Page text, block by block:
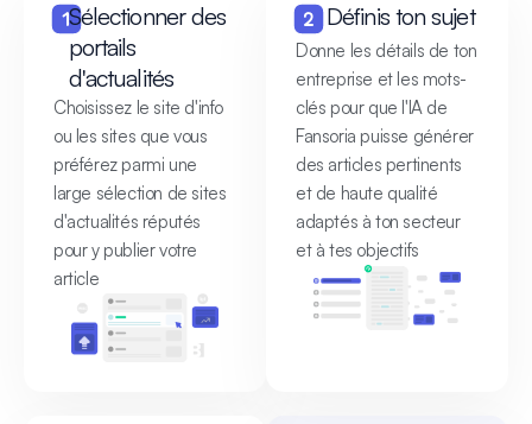
Sélectionner des
portails
d'actualités
Choisissez le site d'info
ou les sites que vous
préférez parmi une
large sélection de sites
d'actualités réputés
pour y publier votre
article
Définis ton sujet
Donne les détails de ton
entreprise et les mots-
clés pour que l'IA de
Fansoria puisse générer
des articles pertinents
et de haute qualité
adaptés à ton secteur
et à tes objectifs